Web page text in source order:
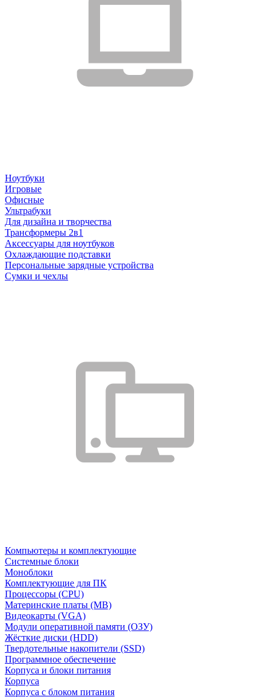
Ноутбуки
Игровые
Офисные
Ультрабуки
Для дизайна и творчества
Трансформеры 2в1
Аксессуары для ноутбуков
Охлаждающие подставки
Персональные зарядные устройства
Сумки и чехлы
Компьютеры и комплектующие
Системные блоки
Моноблоки
Комплектующие для ПК
Процессоры (CPU)
Материнские платы (MB)
Видеокарты (VGA)
Модули оперативной памяти (ОЗУ)
Жёсткие диски (HDD)
Твердотельные накопители (SSD)
Программное обеспечение
Корпуса и блоки питания
Корпуса
Корпуса с блоком питания